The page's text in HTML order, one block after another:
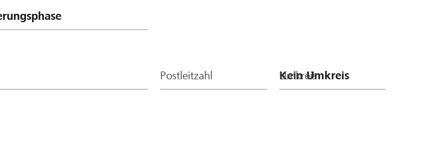
Postleitzahl Umkreis